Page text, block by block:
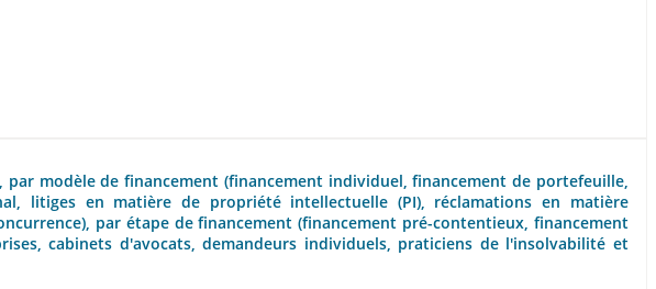
modèle de financement (financement individuel, financement de portefeuille,
litiges en matière de propriété intellectuelle (PI), réclamations en matière
par étape de financement (financement pré-contentieux, financement
cabinets d'avocats, demandeurs individuels, praticiens de l'insolvabilité et